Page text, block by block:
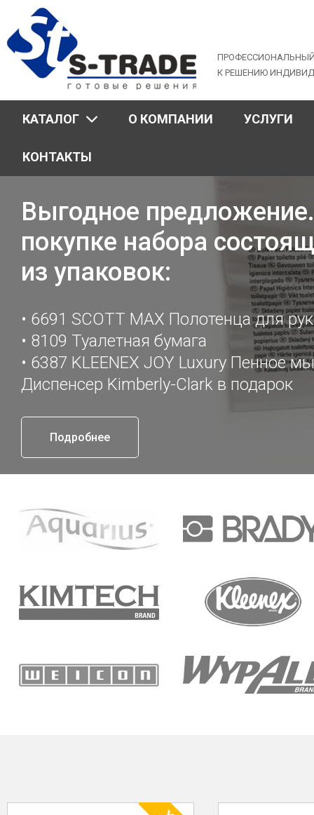
navigation
К РЕШЕНИЮ
КАТАЛОГ О КОМПАНИИ УСЛУГИ
КОНТАКТЫ
Выгодное
покупке набора
из упаковок:
• 6691 SCOTT MAX Полотенца для рук
• 8109 Туалетная бумага
• 6387 KLEENEX JOY Luxury Пенное
Диспенсер Kimberly-Clark в подарок
Подробнее